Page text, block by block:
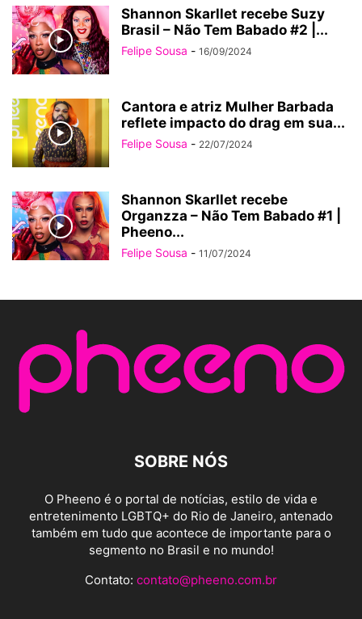
Shannon Skarllet recebe Suzy
Brasil – Não Tem Babado #2 |...
Felipe Sousa - 16/09/2024
Cantora e atriz Mulher Barbada
reflete impacto do drag em sua...
Felipe Sousa - 22/07/2024
Shannon Skarllet recebe
Organzza – Não Tem Babado #1 |
Pheeno...
Felipe Sousa - 11/07/2024
SOBRE NÓS
O Pheeno é o portal de notícias, estilo de vida e
entretenimento LGBTQ+ do Rio de Janeiro, antenado
também em tudo que acontece de importante para o
segmento no Brasil e no mundo!
Contato: contato@pheeno.com.br